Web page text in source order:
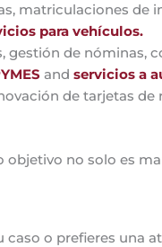
matriculaciones de
para vehículos.
de nóminas,
and servicios a
de tarjetas de
objetivo no solo es
o prefieres una